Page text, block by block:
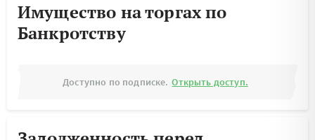
Имущество на торгах по
Банкротству
Доступно по подписке. Открыть доступ.